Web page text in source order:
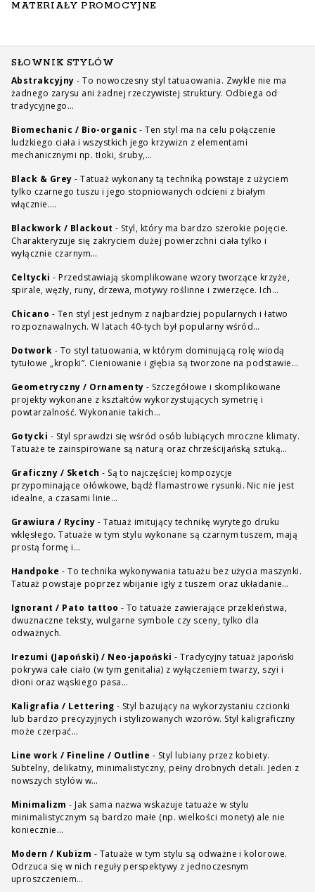
MATERIAŁY PROMOCYJNE
SŁOWNIK STYLÓW
Abstrakcyjny - To nowoczesny styl tatuaowania. Zwykle nie ma
żadnego zarysu ani żadnej rzeczywistej struktury. Odbiega od
tradycyjnego…
Biomechanic / Bio-organic - Ten styl ma na celu połączenie
ludzkiego ciała i wszystkich jego krzywizn z elementami
mechanicznymi np. tłoki, śruby,…
Black & Grey - Tatuaż wykonany tą techniką powstaje z użyciem
tylko czarnego tuszu i jego stopniowanych odcieni z białym
włącznie.…
Blackwork / Blackout - Styl, który ma bardzo szerokie pojęcie.
Charakteryzuje się zakryciem dużej powierzchni ciała tylko i
wyłącznie czarnym…
Celtycki - Przedstawiają skomplikowane wzory tworzące krzyże,
spirale, węzły, runy, drzewa, motywy roślinne i zwierzęce. Ich…
Chicano - Ten styl jest jednym z najbardziej popularnych i łatwo
rozpoznawalnych. W latach 40-tych był popularny wśród…
Dotwork - To styl tatuowania, w którym dominującą rolę wiodą
tytułowe „kropki”. Cieniowanie i głębia są tworzone na podstawie…
Geometryczny / Ornamenty - Szczegółowe i skomplikowane
projekty wykonane z kształtów wykorzystujących symetrię i
powtarzalność. Wykonanie takich…
Gotycki - Styl sprawdzi się wśród osób lubiących mroczne klimaty.
Tatuaże te zainspirowane są naturą oraz chrześcijańską sztuką…
Graficzny / Sketch - Są to najczęściej kompozycje
przypominające ołówkowe, bądź flamastrowe rysunki. Nic nie jest
idealne, a czasami linie…
Grawiura / Ryciny - Tatuaż imitujący technikę wyrytego druku
wklęsłego. Tatuaże w tym stylu wykonane są czarnym tuszem, mają
prostą formę i…
Handpoke - To technika wykonywania tatuażu bez użycia maszynki.
Tatuaż powstaje poprzez wbijanie igły z tuszem oraz układanie…
Ignorant / Pato tattoo - To tatuaże zawierające przekleństwa,
dwuznaczne teksty, wulgarne symbole czy sceny, tylko dla
odważnych.
Irezumi (Japoński) / Neo-japoński - Tradycyjny tatuaż japoński
pokrywa całe ciało (w tym genitalia) z wyłączeniem twarzy, szyi i
dłoni oraz wąskiego pasa…
Kaligrafia / Lettering - Styl bazujący na wykorzystaniu czcionki
lub bardzo precyzyjnych i stylizowanych wzorów. Styl kaligraficzny
może czerpać…
Line work / Fineline / Outline - Styl lubiany przez kobiety.
Subtelny, delikatny, minimalistyczny, pełny drobnych detali. Jeden z
nowszych stylów w…
Minimalizm - Jak sama nazwa wskazuje tatuaże w stylu
minimalistycznym są bardzo małe (np. wielkości monety) ale nie
koniecznie…
Modern / Kubizm - Tatuaże w tym stylu są odważne i kolorowe.
Odrzuca się w nich reguły perspektywy z jednoczesnym
uproszczeniem…